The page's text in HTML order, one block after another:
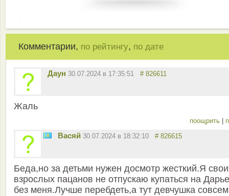
Комментарии, по рейтингу, по дате
Даун 30.07.2024 в 17:35:51 # 826611
Жаль
поощрить
Васяй 30.07.2024 в 18:32:10 # 826615
Беда,но за детьми нужен досмотр жесткий.Я
взрослых пацанов не отпускаю купаться на Дарье
без меня.Лучше перебдеть,а тут девчушка